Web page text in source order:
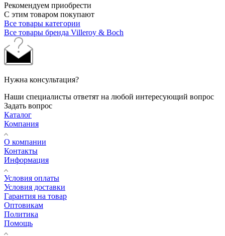
Рекомендуем приобрести
С этим товаром покупают
Все товары категории
Все товары бренда Villeroy & Boch
Нужна консультация?
Наши специалисты ответят на любой интересующий вопрос
Задать вопрос
Каталог
Компания
О компании
Контакты
Информация
Условия оплаты
Условия доставки
Гарантия на товар
Оптовикам
Политика
Помощь